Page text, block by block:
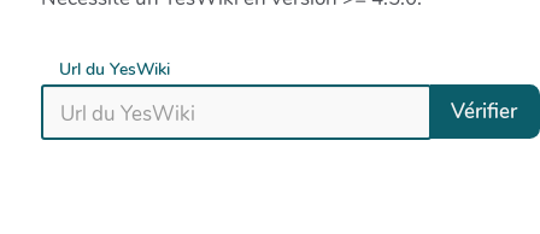
Url du YesWiki
Vérifier